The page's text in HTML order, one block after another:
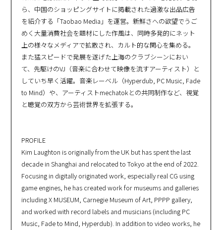
ら、中国のショッピングサイトに掲載された過激な出品広告
を紹介する「Taobao Media」を運営。新鮮さへの欲望でうご
めく大量消費社会を題材にした作風は、同時多発的にネット
上の様々なメディアで拡散され、カルト的な関心を集める。
また猛スピードで発展を遂げた上海のクラブシーンにおい
て、先駆けのVJ（音楽に合わせて映像を流すアーティスト）と
していち早く活躍。音楽レーベル（Hyperdub, PC Music, Fade
to Mind）や、アーティストmechatokとの共同制作など、視覚
と聴覚の双方から芸術世界を拡張する。
PROFILE
Kim Laughton is originally from the UK but has spent the last
decade in Shanghai and relocated to Tokyo at the end of 2022.
Focusing in digitally originated work, especially real CG using
game engines, he has created work for museums and galleries
including X MUSEUM, Carnegie Museum of Art, PPPP gallery,
and worked with record labels and musicians (including PC
Music, Fade to Mind, Hyperdub). In addition to video works, he